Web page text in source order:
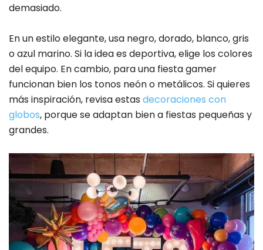
demasiado.
En un estilo elegante, usa negro, dorado, blanco, gris
o azul marino. Si la idea es deportiva, elige los colores
del equipo. En cambio, para una fiesta gamer
funcionan bien los tonos neón o metálicos. Si quieres
más inspiración, revisa estas decoraciones con
globos, porque se adaptan bien a fiestas pequeñas y
grandes.